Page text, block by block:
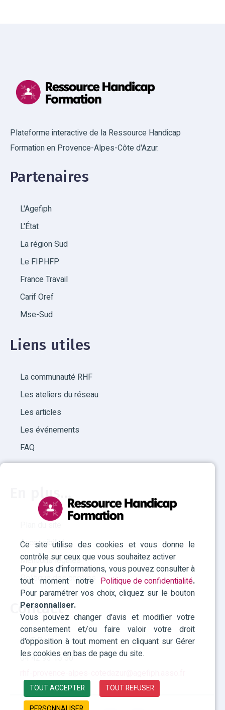
Ce site utilise des cookies et vous donne le
contrôle sur ceux que vous souhaitez activer
Pour plus d'informations, vous pouvez consulter à
tout moment notre Politique de confidentialité.
Pour paramétrer vos choix, cliquez sur le bouton
Personnaliser.
Vous pouvez changer d'avis et modifier votre
consentement et/ou faire valoir votre droit
d'opposition à tout moment en cliquant sur Gérer
les cookies en bas de page du site.
TOUT ACCEPTER
TOUT REFUSER
Plateforme interactive de la Ressource Handicap
Formation en Provence-Alpes-Côte d'Azur.
Partenaires
L'Agefiph
L'État
La région Sud
Le FIPHFP
France Travail
Carif Oref
Mse-Sud
Liens utiles
La communauté RHF
Les ateliers du réseau
Les articles
Les événements
FAQ
En plus...
Plan du site
Accessibilité
Mentions légales
Politique des cookies
Contact
RHF Paca
04 42 93 15 50